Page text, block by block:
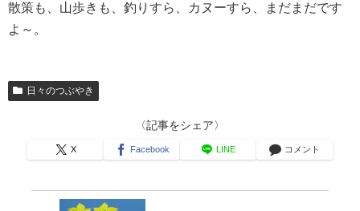
散策も、山歩きも、釣りすら、カヌーすら、まだまだです
よ～。
日々のつぶやき
〈記事をシェア〉
X Facebook LINE コメント